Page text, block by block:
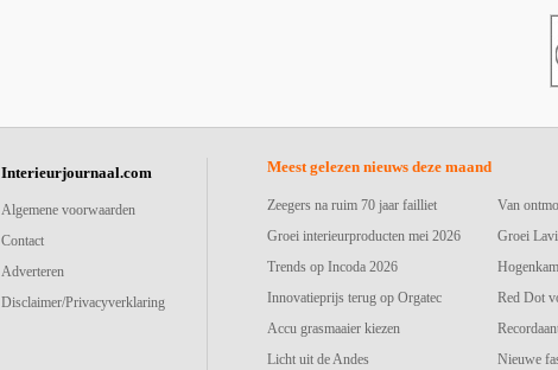
Interieurjournaal.com
Algemene voorwaarden
Contact
Adverteren
Disclaimer/Privacyverklaring
Meest gelezen nieuws deze maand
Zeegers na ruim 70 jaar failliet
Groei interieurproducten mei 2026
Trends op Incoda 2026
Innovatieprijs terug op Orgatec
Accu grasmaaier kiezen
Licht uit de Andes
Van
Groei
Red Dot
Nieuwe